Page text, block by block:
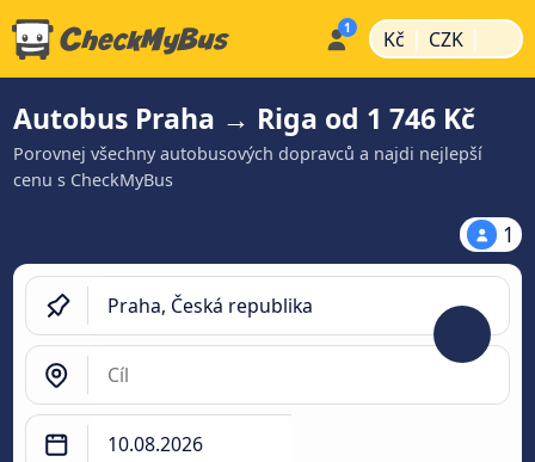
Kč | CZK |
Autobus Praha → Riga od 1 746 Kč
Porovnej všechny autobusových dopravců a najdi nejlepší
cenu s CheckMyBus
1